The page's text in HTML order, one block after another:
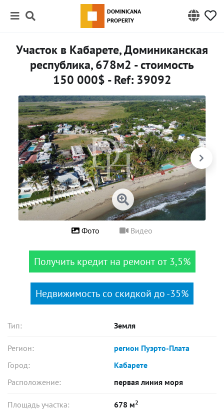
DOMINICANA
PROPERTY
Участок в Кабарете, Доминиканская
республика, 678м2 - стоимость
150 000$ - Ref: 39092
Фото Видео
Получить кредит на ремонт от 3,5%
Недвижимость со скидкой до -35%
Тип: Земля
Регион:
регион Пуэрто-Плата
Город:
Кабарете
Расположение:
первая линия моря
Площадь участка: 678 м2